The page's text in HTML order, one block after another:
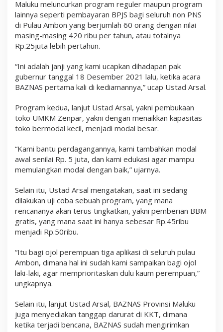
Maluku meluncurkan program reguler maupun program
lainnya seperti pembayaran BPJS bagi seluruh non PNS
di Pulau Ambon yang berjumlah 60 orang dengan nilai
masing-masing 420 ribu per tahun, atau totalnya
Rp.25juta lebih pertahun.
“Ini adalah janji yang kami ucapkan dihadapan pak
gubernur tanggal 18 Desember 2021 lalu, ketika acara
BAZNAS pertama kali di kediamannya,” ucap Ustad Arsal.
Program kedua, lanjut Ustad Arsal, yakni pembukaan
toko UMKM Zenpar, yakni dengan menaikkan kapasitas
toko bermodal kecil, menjadi modal besar.
“Kami bantu perdagangannya, kami tambahkan modal
awal senilai Rp. 5 juta, dan kami edukasi agar mampu
memulangkan modal dengan baik,” ujarnya.
Selain itu, Ustad Arsal mengatakan, saat ini sedang
dilakukan uji coba sebuah program, yang mana
rencananya akan terus tingkatkan, yakni pemberian BBM
gratis, yang mana saat ini hanya sebesar Rp.45ribu
menjadi Rp.50ribu.
“Itu bagi ojol perempuan tiga aplikasi di seluruh pulau
Ambon, dimana hal ini sudah kami sampaikan bagi ojol
laki-laki, agar memprioritaskan dulu kaum perempuan,”
ungkapnya.
Selain itu, lanjut Ustad Arsal, BAZNAS Provinsi Maluku
juga menyediakan tanggap darurat di KKT, dimana
ketika terjadi bencana, BAZNAS sudah mengirimkan